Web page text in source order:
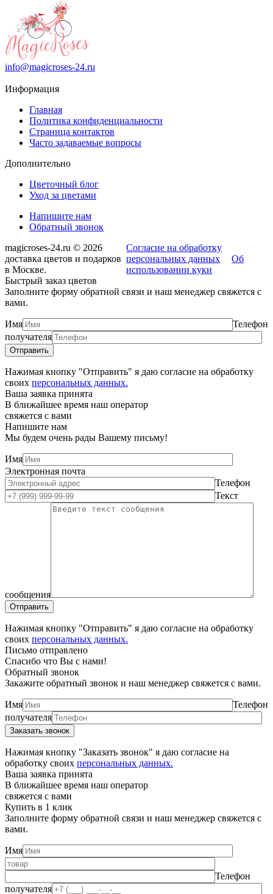
info@magicroses-24.ru
Информация
Главная
Политика конфиденциальности
Страница контактов
Часто задаваемые вопросы
Дополнительно
Цветочный блог
Уход за цветами
Напишите нам
Обратный звонок
magicroses-24.ru © 2026
доставка цветов и подарков
в Москве.
Согласие на обработку
персональных данных
Об
использовании куки
Быстрый заказ цветов
Заполните форму обратной связи и наш менеджер свяжется с
вами.
Имя
Телефон
получателя
Нажимая кнопку "Отправить" я даю согласие на обработку
своих персональных данных.
Ваша заявка принята
В ближайшее время наш оператор
свяжется с вами
Напишите нам
Мы будем очень рады Вашему письму!
Имя
Электронная почта
Телефон
Текст
сообщения
Нажимая кнопку "Отправить" я даю согласие на обработку
своих персональных данных.
Письмо отправлено
Спасибо что Вы с нами!
Обратный звонок
Закажите обратный звонок и наш менеджер свяжется с вами.
Имя
Телефон
получателя
Нажимая кнопку "Заказать звонок" я даю согласие на
обработку своих персональных данных.
Ваша заявка принята
В ближайшее время наш оператор
свяжется с вами
Купить в 1 клик
Заполните форму обратной связи и наш менеджер свяжется с
вами.
Имя
Телефон
получателя